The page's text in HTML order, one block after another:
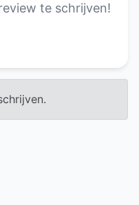
te schrijven!